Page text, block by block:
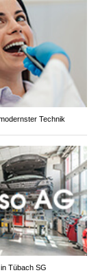
Technik
Tübach SG